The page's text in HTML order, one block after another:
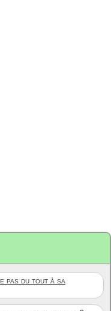
pas du tout à sa